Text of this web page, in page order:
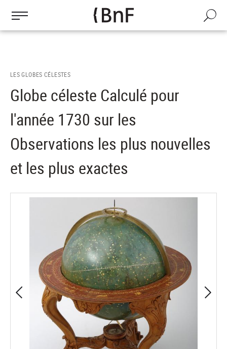
contenu
Recherche
LES GLOBES CÉLESTES
Globe céleste Calculé pour
l'année 1730 sur les
Observations les plus nouvelles
et les plus exactes